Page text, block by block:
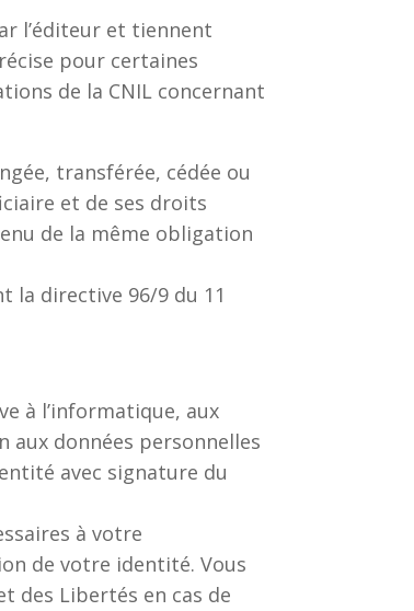
l’éditeur et tiennent
pour certaines
de la CNIL concernant
transférée, cédée ou
et de ses droits
de la même obligation
la directive 96/9 du 11
à l’informatique, aux
aux données personnelles
avec signature du
à votre
de votre identité. Vous
des Libertés en cas de